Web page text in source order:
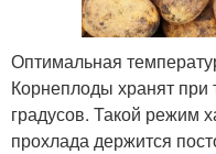
Оптимальная
Корнеплоды хранят при
градусов. Такой режим
прохлада держится